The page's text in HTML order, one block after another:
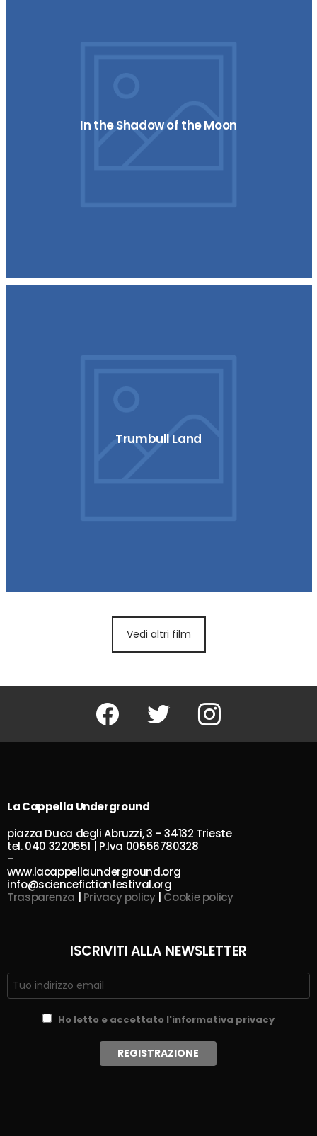
In the Shadow of the Moon
Trumbull Land
Vedi altri film
Facebook Twitter Instagram
La Cappella Underground
piazza Duca degli Abruzzi, 3 – 34132 Trieste
tel. 040 3220551 | P.Iva 00556780328
–
www.lacappellaunderground.org
info@sciencefictionfestival.org
Trasparenza | Privacy policy| Cookie policy
ISCRIVITI ALLA NEWSLETTER
Ho letto e accettato l'informativa privacy